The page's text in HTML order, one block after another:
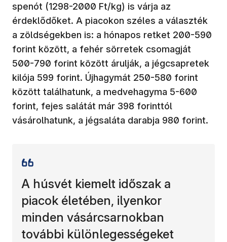
spenót (1298-2000 Ft/kg) is várja az
érdeklődőket. A piacokon széles a választék
a zöldségekben is: a hónapos retket 200-590
forint között, a fehér sörretek csomagját
500-790 forint között árulják, a jégcsapretek
kilója 599 forint. Újhagymát 250-580 forint
között találhatunk, a medvehagyma 5-600
forint, fejes salátát már 398 forinttól
vásárolhatunk, a jégsaláta darabja 980 forint.
A húsvét kiemelt időszak a
piacok életében, ilyenkor
minden vásárcsarnokban
további különlegességeket